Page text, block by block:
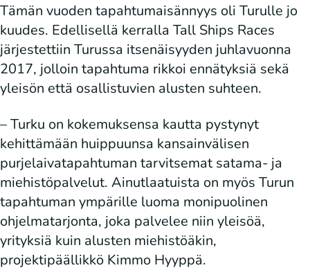
Tämän vuoden tapahtumaisännyys oli Turulle jo
kuudes. Edellisellä kerralla Tall Ships Races
järjestettiin Turussa itsenäisyyden juhlavuonna
2017, jolloin tapahtuma rikkoi ennätyksiä sekä
yleisön että osallistuvien alusten suhteen.
– Turku on kokemuksensa kautta pystynyt
kehittämään huippuunsa kansainvälisen
purjelaivatapahtuman tarvitsemat satama- ja
miehistöpalvelut. Ainutlaatuista on myös Turun
tapahtuman ympärille luoma monipuolinen
ohjelmatarjonta, joka palvelee niin yleisöä,
yrityksiä kuin alusten miehistöäkin,
projektipäällikkö Kimmo Hyyppä.